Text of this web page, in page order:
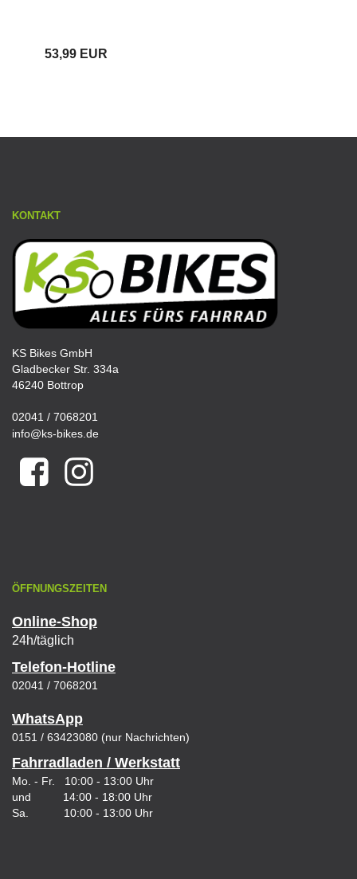
53,99 EUR
KONTAKT
KS Bikes GmbH
Gladbecker Str. 334a
46240 Bottrop
02041 / 7068201
info@ks-bikes.de
ÖFFNUNGSZEITEN
Online-Shop
24h/täglich
Telefon-Hotline
02041 / 7068201
WhatsApp
0151 / 63423080 (nur Nachrichten)
Fahrradladen / Werkstatt
Mo. - Fr. 10:00 - 13:00 Uhr
und 14:00 - 18:00 Uhr
Sa. 10:00 - 13:00 Uhr